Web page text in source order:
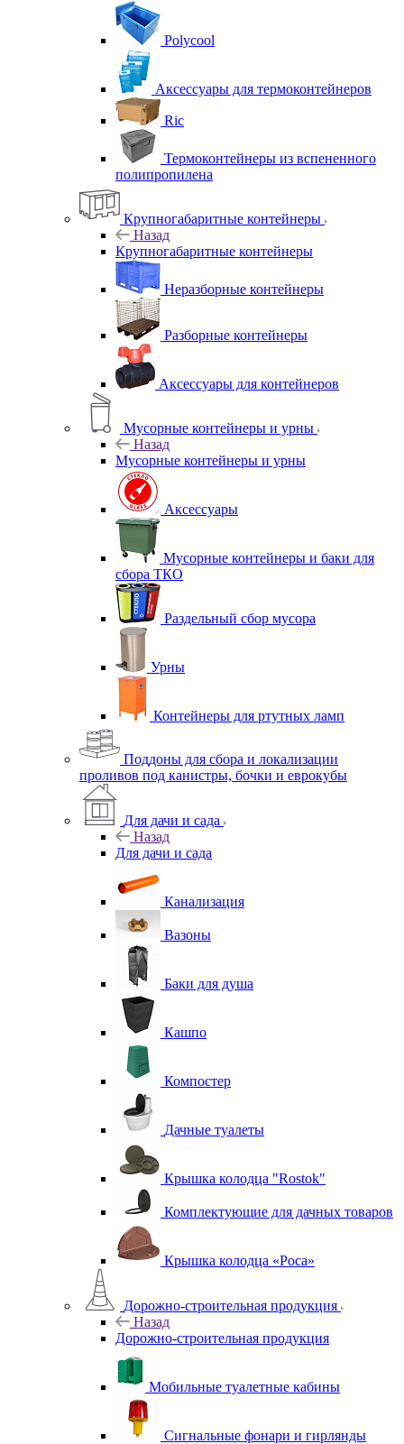
Polycool
Аксессуары для термоконтейнеров
Ric
Термоконтейнеры из вспененного
полипропилена
Крупногабаритные контейнеры
Назад
Крупногабаритные контейнеры
Неразборные контейнеры
Разборные контейнеры
Аксессуары для контейнеров
Мусорные контейнеры и урны
Назад
Мусорные контейнеры и урны
Аксессуары
Мусорные контейнеры и баки для
сбора ТКО
Раздельный сбор мусора
Урны
Контейнеры для ртутных ламп
Поддоны для сбора и локализации
проливов под канистры, бочки и еврокубы
Для дачи и сада
Назад
Для дачи и сада
Канализация
Вазоны
Баки для душа
Кашпо
Компостер
Дачные туалеты
Крышка колодца "Rostok"
Комплектующие для дачных товаров
Крышка колодца «Роса»
Дорожно-строительная продукция
Назад
Дорожно-строительная продукция
Мобильные туалетные кабины
Сигнальные фонари и гирлянды